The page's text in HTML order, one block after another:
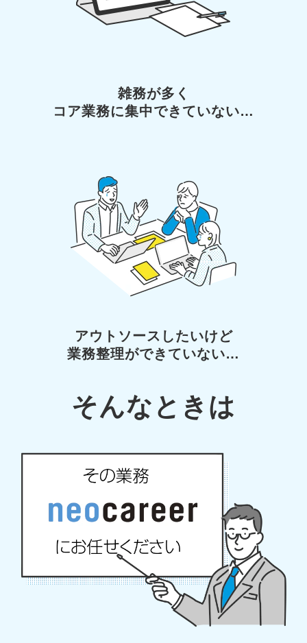
雑務が多く
コア業務に集中できていない…
アウトソースしたいけど
業務整理ができていない…
そんなときは